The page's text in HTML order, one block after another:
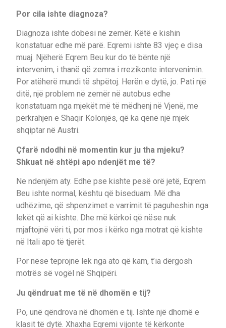
Por cila ishte diagnoza?
Diagnoza ishte dobësi në zemër. Këtë e kishin
konstatuar edhe më parë. Eqremi ishte 83 vjeç e disa
muaj. Njëherë Eqrem Beu kur do të bënte një
intervenim, i thanë që zemra i rrezikonte intervenimin.
Por atëherë mundi të shpëtoj. Herën e dytë, jo. Pati një
ditë, një problem në zemër në autobus edhe
konstatuam nga mjekët më të mëdhenj në Vjenë, me
përkrahjen e Shaqir Kolonjës, që ka qenë një mjek
shqiptar në Austri.
Çfarë ndodhi në momentin kur ju tha mjeku?
Shkuat në shtëpi apo ndenjët me të?
Ne ndenjëm aty. Edhe pse kishte pesë orë jetë, Eqrem
Beu ishte normal, kështu që biseduam. Më dha
udhëzime, që shpenzimet e varrimit të paguheshin nga
lekët që ai kishte. Dhe më kërkoi që nëse nuk
mjaftojnë vëri ti, por mos i kërko nga motrat që kishte
në Itali apo të tjerët.
Por nëse teprojnë lek nga ato që kam, t’ia dërgosh
motrës së vogël në Shqipëri.
Ju qëndruat me të në dhomën e tij?
Po, unë qëndrova në dhomën e tij. Ishte një dhomë e
klasit të dytë. Xhaxha Eqremi vijonte të kërkonte